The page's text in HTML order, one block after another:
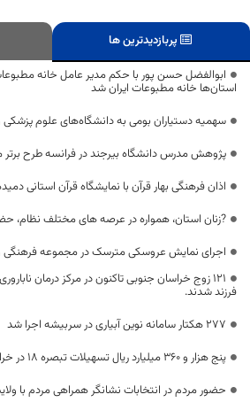
پربازدیدترین ها
ابوالفضل حسن پور با حکم مدیر عامل خانه
استان‌ها خانه مطبوعات ایران شد
سهمیه دستیاران بومی به دانشگاه‌های علوم پزشکی
پژوهش مدرس دانشگاه بیرجند در فرانسه طرح
اذان فرهنگی بهار قرآن با نمایشگاه قرآن استانی
?زنان استان، همواره در عرصه های مختلف نظام،
اجرای نمایش عروسکی مترسک در مجموعه فرهنگی و
121 زوج خراسان جنوبی تاکنون در مرکز درمان
فرزند شدند.
۲۷۷ هکتار سامانه نوین آبیاری در سربیشه اجرا شد
پنج هزار و ۳۶۰ میلیارد ریال تسهیلات تبصره ۱۸ در خراسان جنوبی پرداخت شد
حضور مردم در انتخابات نشانگر همراهی مردم با